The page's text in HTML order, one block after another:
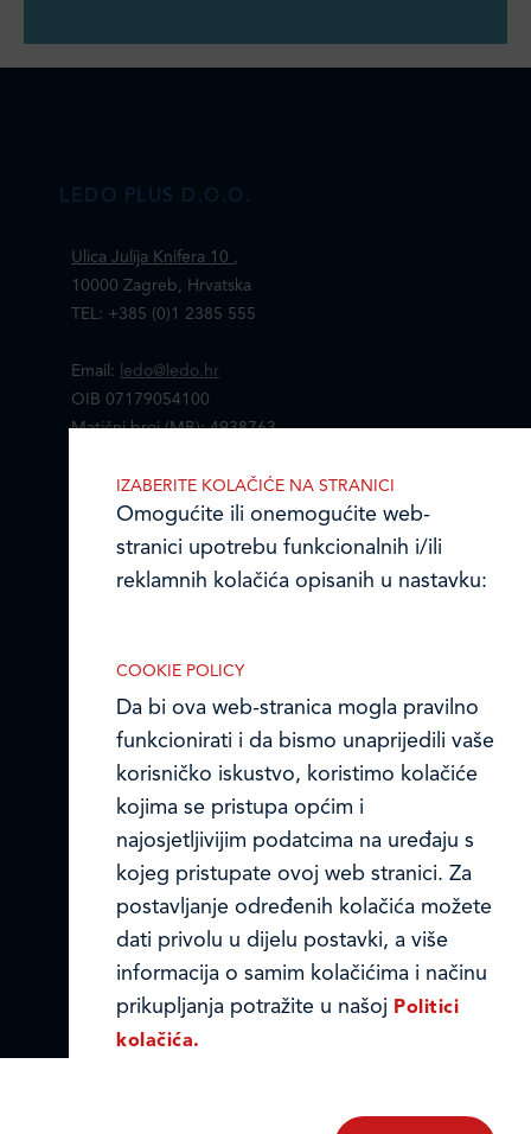
LEDO PLUS D.O.O.
Ulica Julija Knifera 10 ,
10000 Zagreb, Hrvatska
TEL: +385 (0)1 2385 555
Email:
ledo@ledo.hr
OIB 07179054100
Matični broj (MB): 4938763
Ledo Hrvatska
Prodajni centri
Obavijest o Privatnosti i Kolačići
Privacy notice and Cookies
© LEDO plus d.o.o. 2026.
COOKIE POLICY
Da bi ova web-stranica mogla pravilno
funkcionirati i da bismo unaprijedili vaše
korisničko iskustvo, koristimo kolačiće
kojima se pristupa općim i
najosjetljivijim podatcima na uređaju s
kojeg pristupate ovoj web stranici. Za
postavljanje određenih kolačića možete
dati privolu u dijelu postavki, a više
informacija o samim kolačićima i načinu
prikupljanja potražite u našoj Politici
kolačića.
IZABERITE KOLAČIĆE NA STRANICI
Omogućite ili onemogućite web-
stranici upotrebu funkcionalnih i/ili
reklamnih kolačića opisanih u nastavku:
Nužni (tehnički) kolačići
Nužni kolačići omogućuju osnovne
funkcionalnosti. Bez ovih kolačića, web-
stranica ne može pravilno funkcionirati,
a isključiti ih možete mijenjanjem
postavki u svome web-pregledniku.